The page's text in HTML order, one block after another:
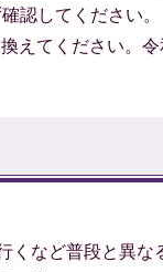
認してください。
えてください。
くなど普段と異